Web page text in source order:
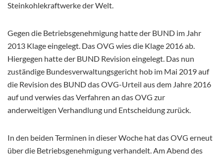
Steinkohlekraftwerke der Welt.
Gegen die Betriebsgenehmigung hatte der BUND im Jahr
2013 Klage eingelegt. Das OVG wies die Klage 2016 ab.
Hiergegen hatte der BUND Revision eingelegt. Das nun
zuständige Bundesverwaltungsgericht hob im Mai 2019 auf
die Revision des BUND das OVG-Urteil aus dem Jahre 2016
auf und verwies das Verfahren an das OVG zur
anderweitigen Verhandlung und Entscheidung zurück.
In den beiden Terminen in dieser Woche hat das OVG erneut
über die Betriebsgenehmigung verhandelt. Am Abend des